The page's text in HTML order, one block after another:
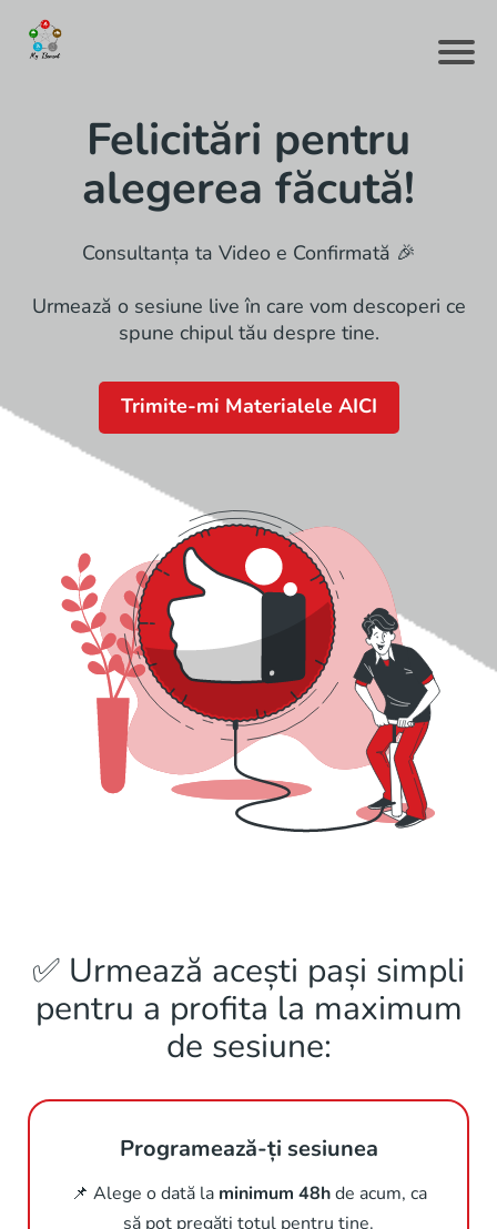
Felicitări pentru
alegerea făcută!
Consultanța ta Video e Confirmată 🎉
Urmează o sesiune live în care vom descoperi ce
spune chipul tău despre tine.
Trimite-mi Materialele AICI
✅ Urmează acești pași simpli
pentru a profita la maximum
de sesiune:
Programează-ți sesiunea
📌 Alege o dată la minimum 48hde acum, ca
să pot pregăti totul pentru tine.